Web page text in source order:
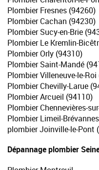
Plombier Fresnes (94260)
Plombier Cachan (94230)
Plombier Sucy-en-Brie
Plombier Le Kremlin-
Plombier Orly (94310)
Plombier Saint-Mandé
Plombier Villeneuve-le-
Plombier Chevilly-Larue
Plombier Arcueil (94110)
Plombier Chennevières-
Plombier Limeil-
plombier Joinville-le-Pont
Dépannage plombier